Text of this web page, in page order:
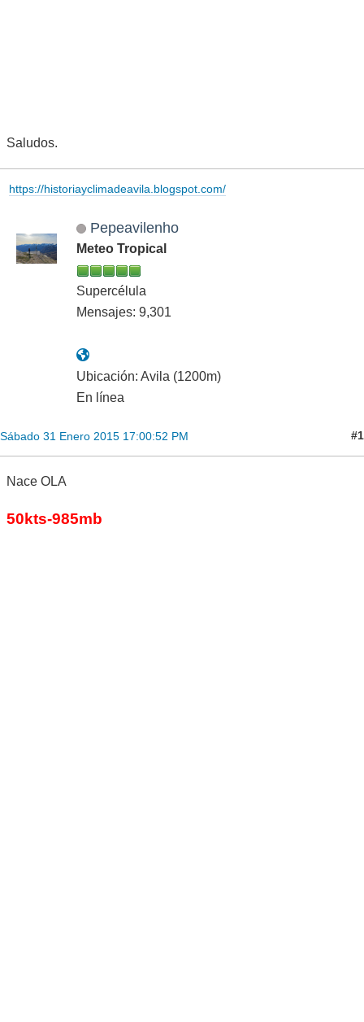
Saludos.
https://historiayclimadeavila.blogspot.com/
Pepeavilenho
Meteo Tropical
Supercélula
Mensajes: 9,301
Ubicación: Avila (1200m)
En línea
Sábado 31 Enero 2015 17:00:52 PM #1
Nace OLA
50kts-985mb